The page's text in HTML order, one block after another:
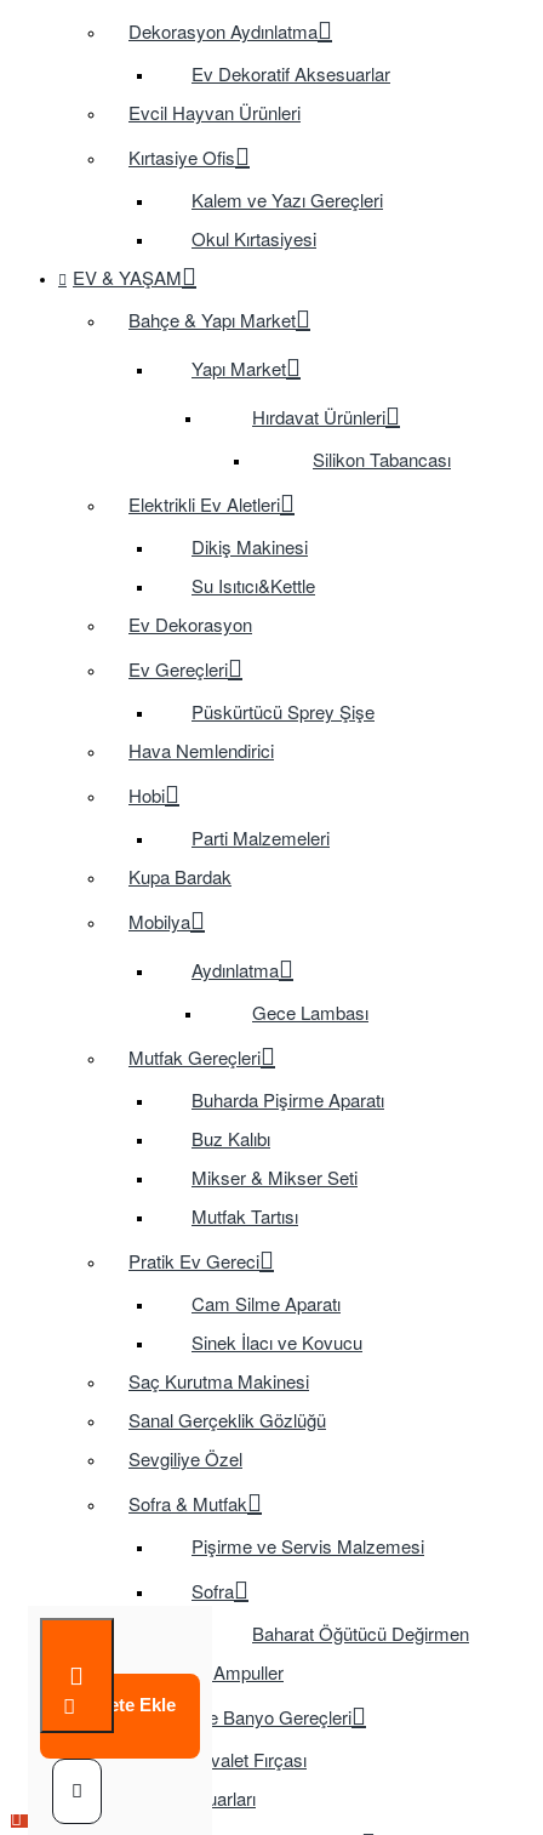
Dekorasyon Aydınlatma
Ev Dekoratif Aksesuarlar
Evcil Hayvan Ürünleri
Kırtasiye Ofis
Kalem ve Yazı Gereçleri
Okul Kırtasiyesi
EV & YAŞAM
Bahçe & Yapı Market
Yapı Market
Hırdavat Ürünleri
Silikon Tabancası
Elektrikli Ev Aletleri
Dikiş Makinesi
Su Isıtıcı&Kettle
Ev Dekorasyon
Ev Gereçleri
Püskürtücü Sprey Şişe
Hava Nemlendirici
Hobi
Parti Malzemeleri
Kupa Bardak
Mobilya
Aydınlatma
Gece Lambası
Mutfak Gereçleri
Buharda Pişirme Aparatı
Buz Kalıbı
Mikser & Mikser Seti
Mutfak Tartısı
Pratik Ev Gereci
Cam Silme Aparatı
Sinek İlacı ve Kovucu
Saç Kurutma Makinesi
Sanal Gerçeklik Gözlüğü
Sevgiliye Özel
Sofra & Mutfak
Pişirme ve Servis Malzemesi
Sofra
Baharat Öğütücü Değirmen
Tasarruflu Ampuller
Temizlik ve Banyo Gereçleri
Tuvalet Fırçası
TV Aksesuarları
Sepete Ekle
Çok Satılan Ürün